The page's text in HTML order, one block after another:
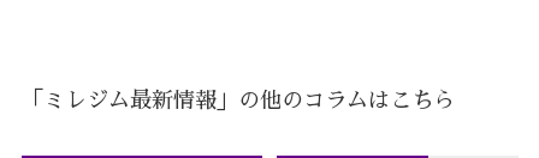
「ミレジム最新情報」の他のコラムはこちら